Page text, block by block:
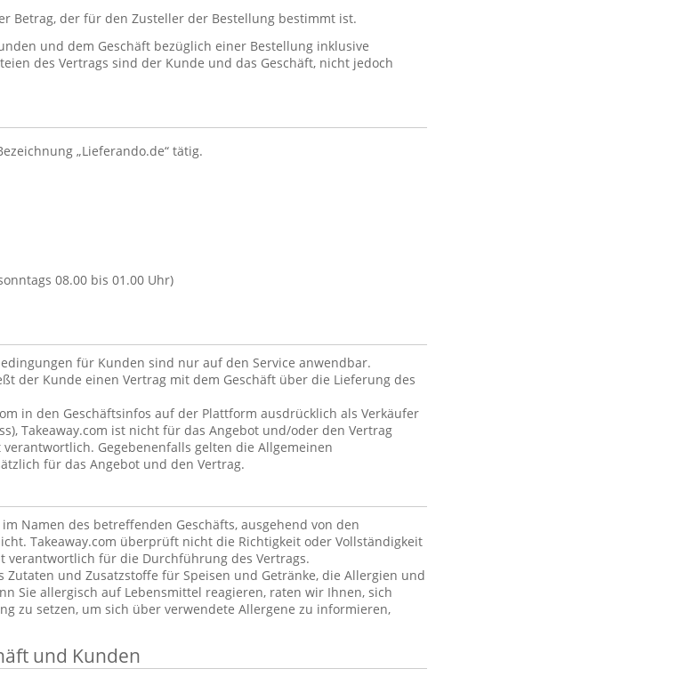
Betrag, der für den Zusteller der Bestellung bestimmt ist.
und dem Geschäft bezüglich einer Bestellung inklusive
des Vertrags sind der Kunde und das Geschäft, nicht jedoch
„Lieferando.de“ tätig.
08.00 bis 01.00 Uhr)
für Kunden sind nur auf den Service anwendbar.
der Kunde einen Vertrag mit dem Geschäft über die Lieferung des
in den Geschäftsinfos auf der Plattform ausdrücklich als Verkäufer
Takeaway.com ist nicht für das Angebot und/oder den Vertrag
Gegebenenfalls gelten die Allgemeinen
für das Angebot und den Vertrag.
Namen des betreffenden Geschäfts, ausgehend von den
Takeaway.com überprüft nicht die Richtigkeit oder Vollständigkeit
für die Durchführung des Vertrags.
Zutaten und Zusatzstoffe für Speisen und Getränke, die Allergien und
Sie allergisch auf Lebensmittel reagieren, raten wir Ihnen, sich
zu setzen, um sich über verwendete Allergene zu informieren,
und Kunden